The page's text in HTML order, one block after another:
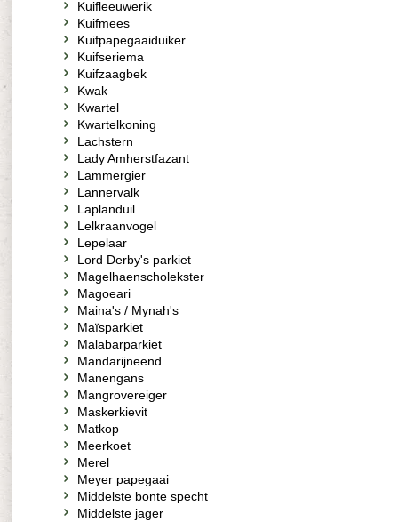
Kuifleeuwerik
Kuifmees
Kuifpapegaaiduiker
Kuifseriema
Kuifzaagbek
Kwak
Kwartel
Kwartelkoning
Lachstern
Lady Amherstfazant
Lammergier
Lannervalk
Laplanduil
Lelkraanvogel
Lepelaar
Lord Derby's parkiet
Magelhaenscholekster
Magoeari
Maina's / Mynah's
Maïsparkiet
Malabarparkiet
Mandarijneend
Manengans
Mangrovereiger
Maskerkievit
Matkop
Meerkoet
Merel
Meyer papegaai
Middelste bonte specht
Middelste jager